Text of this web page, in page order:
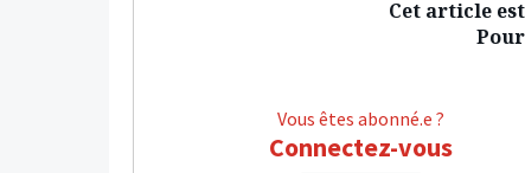
Cet article
Vous êtes abonné.e ?
Connectez-vous